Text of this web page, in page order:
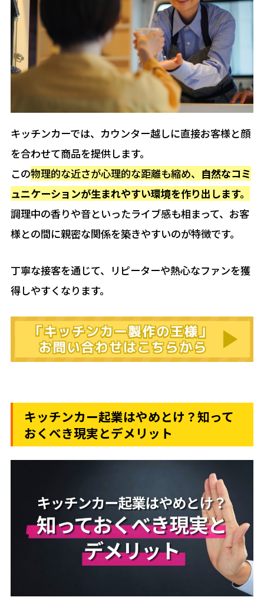
キッチンカーでは、カウンター越しに直接お客様と顔
を合わせて商品を提供します。
この物理的な近さが心理的な距離も縮め、 自然なコミ
ュニケーションが生まれやすい環境を作り出します。
調理中の香りや音といったライブ感も相まって、お客
様との間に親密な関係を築きやすいのが特徴です。
丁寧な接客を通じて、リピーターや熱心なファンを獲
得しやすくなります。
キッチンカー起業はやめとけ？知って
おくべき現実とデメリット